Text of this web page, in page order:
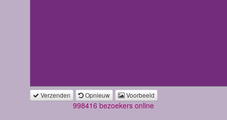
Verzenden Opnieuw Voorbeeld
998416 bezoekers online